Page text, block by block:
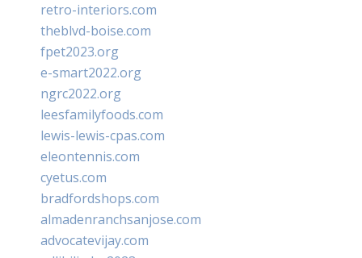
retro-interiors.com
theblvd-boise.com
fpet2023.org
e-smart2022.org
ngrc2022.org
leesfamilyfoods.com
lewis-lewis-cpas.com
eleontennis.com
cyetus.com
bradfordshops.com
almadenranchsanjose.com
advocatevijay.com